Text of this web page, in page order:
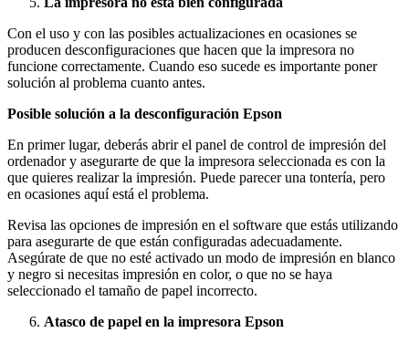
Con el uso y con las posibles actualizaciones en ocasiones se
producen desconfiguraciones que hacen que la impresora no
funcione correctamente. Cuando eso sucede es importante poner
solución al problema cuanto antes.
Posible solución a la desconfiguración Epson
En primer lugar, deberás abrir el panel de control de impresión del
ordenador y asegurarte de que la impresora seleccionada es con la
que quieres realizar la impresión. Puede parecer una tontería, pero
en ocasiones aquí está el problema.
Revisa las opciones de impresión en el software que estás utilizando
para asegurarte de que están configuradas adecuadamente.
Asegúrate de que no esté activado un modo de impresión en blanco
y negro si necesitas impresión en color, o que no se haya
seleccionado el tamaño de papel incorrecto.
Atasco de papel en la impresora Epson